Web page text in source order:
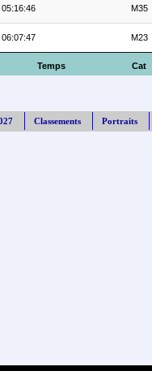
Temps Cat
05:16:46 M35
06:07:47 M23
Classements Portraits